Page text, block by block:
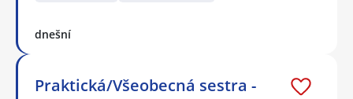
dnešní
Praktická/Všeobecná sestra -